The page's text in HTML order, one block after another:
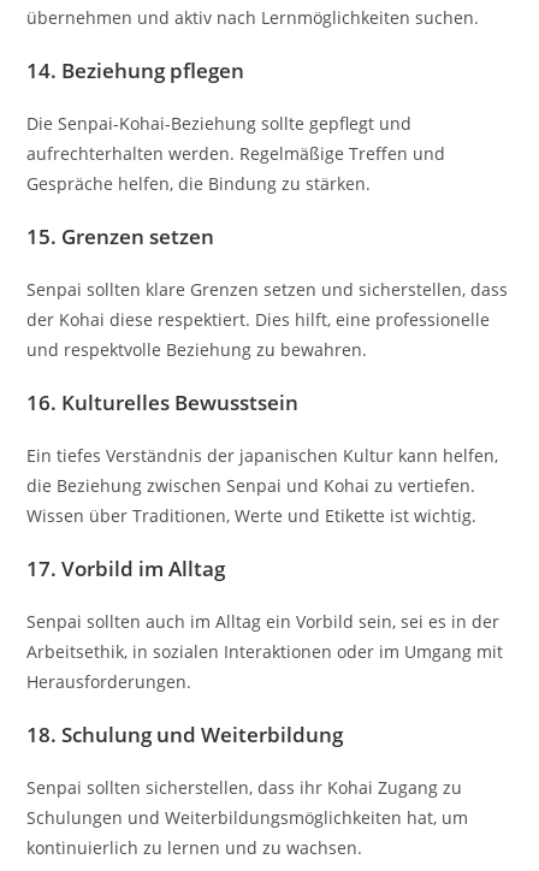
übernehmen und aktiv nach Lernmöglichkeiten suchen.
14. Beziehung pflegen
Die Senpai-Kohai-Beziehung sollte gepflegt und
aufrechterhalten werden. Regelmäßige Treffen und
Gespräche helfen, die Bindung zu stärken.
15. Grenzen setzen
Senpai sollten klare Grenzen setzen und sicherstellen, dass
der Kohai diese respektiert. Dies hilft, eine professionelle
und respektvolle Beziehung zu bewahren.
16. Kulturelles Bewusstsein
Ein tiefes Verständnis der japanischen Kultur kann helfen,
die Beziehung zwischen Senpai und Kohai zu vertiefen.
Wissen über Traditionen, Werte und Etikette ist wichtig.
17.Vorbild im Alltag
Senpai sollten auch im Alltag ein Vorbild sein, sei es in der
Arbeitsethik, in sozialen Interaktionen oder im Umgang mit
Herausforderungen.
18.Schulung und Weiterbildung
Senpai sollten sicherstellen, dass ihr Kohai Zugang zu
Schulungen und Weiterbildungsmöglichkeiten hat, um
kontinuierlich zu lernen und zu wachsen.